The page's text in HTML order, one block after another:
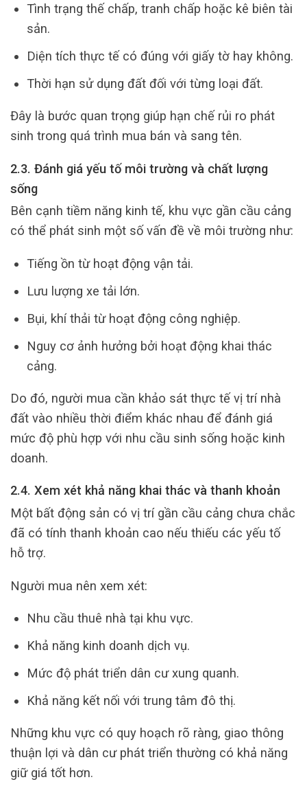
Tình trạng thế chấp, tranh chấp hoặc kê biên tài
sản.
Diện tích thực tế có đúng với giấy tờ hay không.
Thời hạn sử dụng đất đối với từng loại đất.
Đây là bước quan trọng giúp hạn chế rủi ro phát
sinh trong quá trình mua bán và sang tên.
2.3. Đánh giá yếu tố môi trường và chất lượng
sống
Bên cạnh tiềm năng kinh tế, khu vực gần cầu cảng
có thể phát sinh một số vấn đề về môi trường như:
Tiếng ồn từ hoạt động vận tải.
Lưu lượng xe tải lớn.
Bụi, khí thải từ hoạt động công nghiệp.
Nguy cơ ảnh hưởng bởi hoạt động khai thác
cảng.
Do đó, người mua cần khảo sát thực tế vị trí nhà
đất vào nhiều thời điểm khác nhau để đánh giá
mức độ phù hợp với nhu cầu sinh sống hoặc kinh
doanh.
2.4. Xem xét khả năng khai thác và thanh khoản
Một bất động sản có vị trí gần cầu cảng chưa chắc
đã có tính thanh khoản cao nếu thiếu các yếu tố
hỗ trợ.
Người mua nên xem xét:
Nhu cầu thuê nhà tại khu vực.
Khả năng kinh doanh dịch vụ.
Mức độ phát triển dân cư xung quanh.
Khả năng kết nối với trung tâm đô thị.
Những khu vực có quy hoạch rõ ràng, giao thông
thuận lợi và dân cư phát triển thường có khả năng
giữ giá tốt hơn.